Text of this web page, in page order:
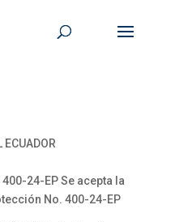
ECUADOR
24-EP Se acepta la
No. 400-24-EP